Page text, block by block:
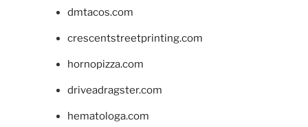
dmtacos.com
crescentstreetprinting.com
hornopizza.com
driveadragster.com
hematologa.com